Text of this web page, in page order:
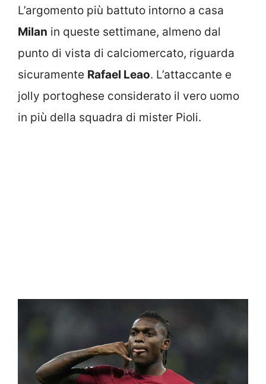
L’argomento più battuto intorno a casa
Milan in queste settimane, almeno dal
punto di vista di calciomercato, riguarda
sicuramente Rafael Leao. L’attaccante e
jolly portoghese considerato il vero uomo
in più della squadra di mister Pioli.